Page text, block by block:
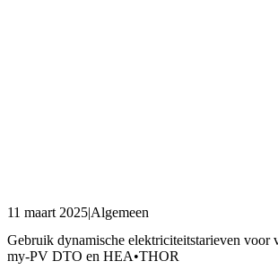
11 maart 2025|Algemeen
Gebruik dynamische elektriciteitstarieven voor
my-PV DTO en HEA•THOR